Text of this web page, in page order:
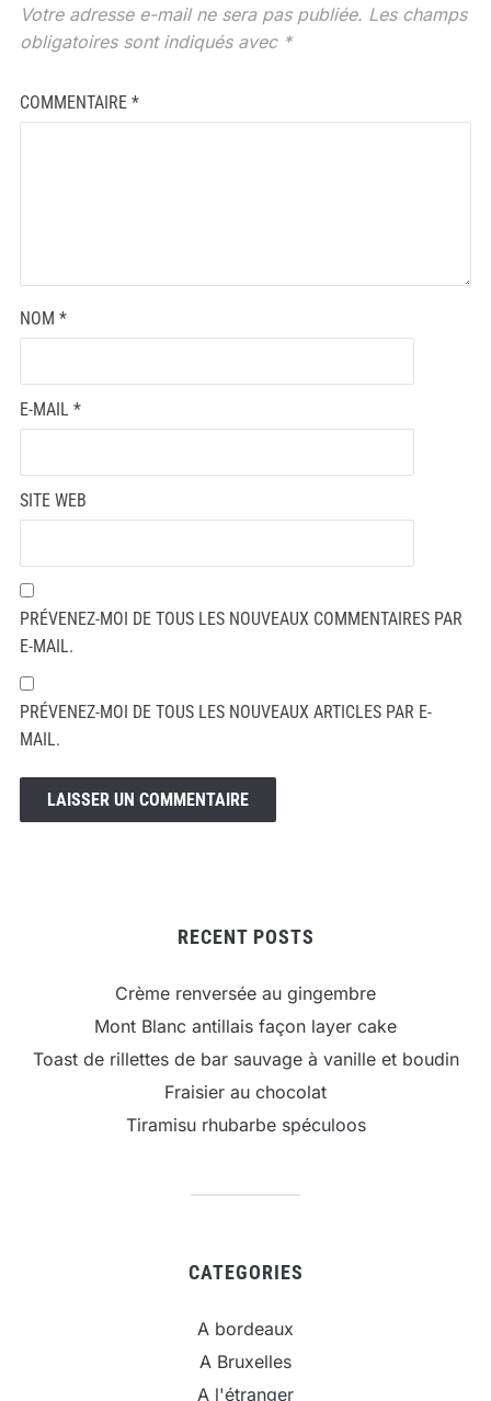
Votre adresse e-mail ne sera pas publiée. Les champs
obligatoires sont indiqués avec *
COMMENTAIRE *
NOM *
E-MAIL *
SITE WEB
PRÉVENEZ-MOI DE TOUS LES NOUVEAUX COMMENTAIRES PAR
E-MAIL.
PRÉVENEZ-MOI DE TOUS LES NOUVEAUX ARTICLES PAR E-
MAIL.
RECENT POSTS
Crème renversée au gingembre
Mont Blanc antillais façon layer cake
Toast de rillettes de bar sauvage à vanille et boudin
Fraisier au chocolat
Tiramisu rhubarbe spéculoos
CATEGORIES
A bordeaux
A Bruxelles
A l'étranger